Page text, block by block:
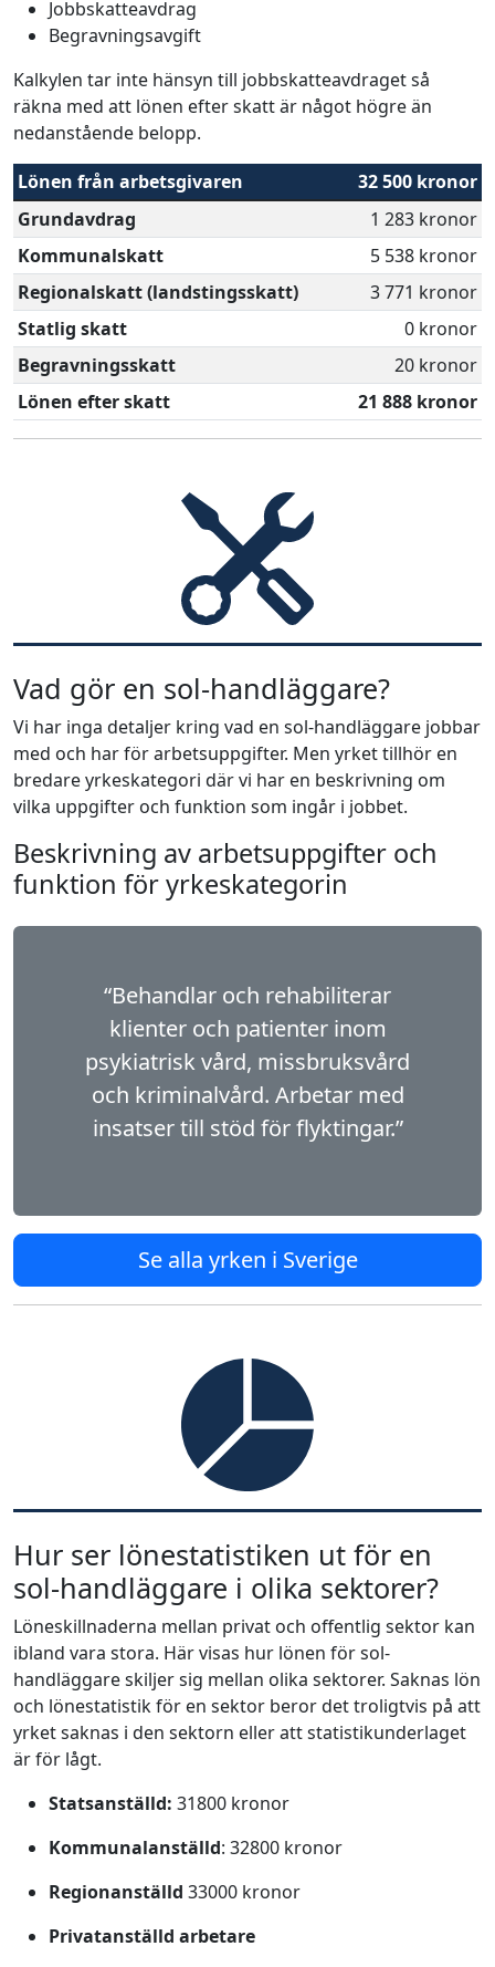
Jobbskatteavdrag
Begravningsavgift
Kalkylen tar inte hänsyn till jobbskatteavdraget så
räkna med att lönen efter skatt är något högre än
nedanstående belopp.
Lönen från arbetsgivaren
32 500 kronor
Grundavdrag
1 283 kronor
Kommunalskatt
5 538 kronor
Regionalskatt (landstingsskatt)
3 771 kronor
Statlig skatt
0 kronor
Begravningsskatt
20 kronor
Lönen efter skatt
21 888 kronor
Vad gör en sol-handläggare?
Vi har inga detaljer kring vad en sol-handläggare jobbar
med och har för arbetsuppgifter. Men yrket tillhör en
bredare yrkeskategori där vi har en beskrivning om
vilka uppgifter och funktion som ingår i jobbet.
Beskrivning av arbetsuppgifter och
funktion för yrkeskategorin
“Behandlar och rehabiliterar
klienter och patienter inom
psykiatrisk vård, missbruksvård
och kriminalvård. Arbetar med
insatser till stöd för flyktingar.”
Se alla yrken i Sverige
Hur ser lönestatistiken ut för en
sol-handläggare i olika sektorer?
Löneskillnaderna mellan privat och offentlig sektor kan
ibland vara stora. Här visas hur lönen för sol-
handläggare skiljer sig mellan olika sektorer. Saknas lön
och lönestatistik för en sektor beror det troligtvis på att
yrket saknas i den sektorn eller att statistikunderlaget
är för lågt.
Statsanställd: 31800 kronor
Kommunalanställd: 32800 kronor
Regionanställd 33000 kronor
Privatanställd arbetare